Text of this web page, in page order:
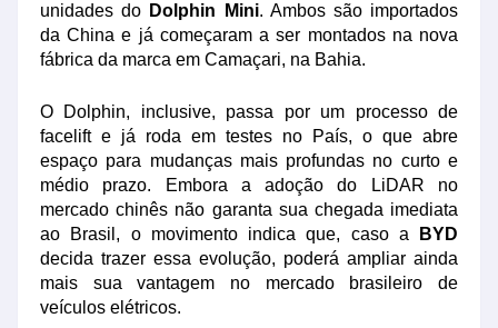
unidades do Dolphin Mini. Ambos são importados
da China e já começaram a ser montados na nova
fábrica da marca em Camaçari, na Bahia.
O Dolphin, inclusive, passa por um processo de
facelift e já roda em testes no País, o que abre
espaço para mudanças mais profundas no curto e
médio prazo. Embora a adoção do LiDAR no
mercado chinês não garanta sua chegada imediata
ao Brasil, o movimento indica que, caso a
BYD
decida trazer essa evolução, poderá ampliar ainda
mais sua vantagem no mercado brasileiro de
veículos elétricos.